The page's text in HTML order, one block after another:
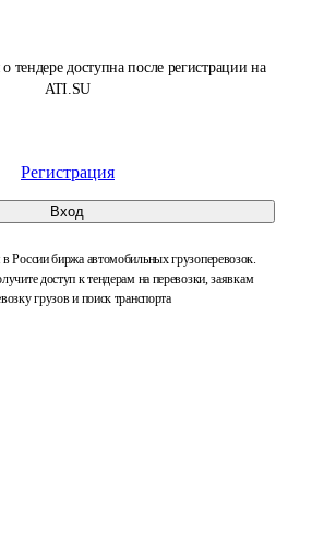
тендере доступна после регистрации на
ATI.SU
Регистрация
Вход
биржа автомобильных грузоперевозок.
доступ к тендерам на перевозки, заявкам
грузов и поиск транспорта